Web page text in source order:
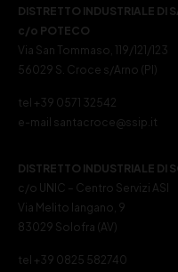
DISTRETTO INDUSTRIALE DI
c/o POTECO
Via San Tommaso, 119/121/123
56029 S. Croce s/Arno (PI)
tel +39 0571 32542
e-mail santacroce@ssip.it
DISTRETTO INDUSTRIALE DI
c/o UNIC – Centro Servizi ASI
Via Melito Iangano, 9
83029 Solofra (AV)
tel +39 0825 582740